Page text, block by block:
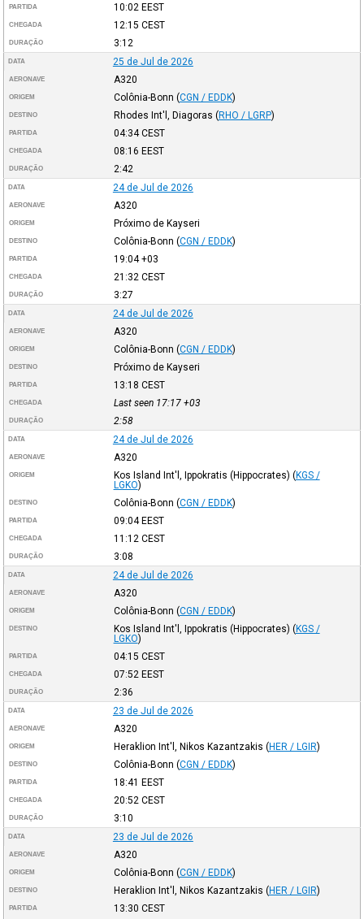
PARTIDA 10:02 EEST
CHEGADA 12:15 CEST
DURAÇÃO 3:12
DATA 25 de Jul de 2026
AERONAVE A320
ORIGEM Colônia-Bonn (CGN / EDDK)
DESTINO Rhodes Int'l, Diagoras (RHO / LGRP)
PARTIDA 04:34CEST
CHEGADA 08:16 EEST
DURAÇÃO 2:42
DATA 24 de Jul de 2026
AERONAVE A320
ORIGEM Próximo de Kayseri
DESTINO Colônia-Bonn (CGN / EDDK)
PARTIDA 19:04+03
CHEGADA 21:32 CEST
DURAÇÃO 3:27
DATA 24 de Jul de 2026
AERONAVE A320
ORIGEM Colônia-Bonn (CGN / EDDK)
DESTINO Próximo de Kayseri
PARTIDA 13:18 CEST
CHEGADA Last seen 17:17 +03
DURAÇÃO 2:58
DATA 24 de Jul de 2026
AERONAVE A320
ORIGEM Kos Island Int'l, Ippokratis (Hippocrates) (KGS /
LGKO)
DESTINO Colônia-Bonn (CGN / EDDK)
PARTIDA 09:04EEST
CHEGADA 11:12 CEST
DURAÇÃO 3:08
DATA 24 de Jul de 2026
AERONAVE A320
ORIGEM Colônia-Bonn (CGN / EDDK)
DESTINO Kos Island Int'l, Ippokratis (Hippocrates) (KGS /
LGKO)
PARTIDA 04:15 CEST
CHEGADA 07:52 EEST
DURAÇÃO 2:36
DATA 23 de Jul de 2026
AERONAVE A320
ORIGEM Heraklion Int'l, Nikos Kazantzakis (HER / LGIR)
DESTINO Colônia-Bonn (CGN / EDDK)
PARTIDA 18:41 EEST
CHEGADA 20:52 CEST
DURAÇÃO 3:10
DATA 23 de Jul de 2026
AERONAVE A320
ORIGEM Colônia-Bonn (CGN / EDDK)
DESTINO Heraklion Int'l, Nikos Kazantzakis (HER / LGIR)
PARTIDA 13:30 CEST